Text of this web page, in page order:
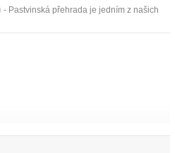
- Pastvinská přehrada je jedním z našich